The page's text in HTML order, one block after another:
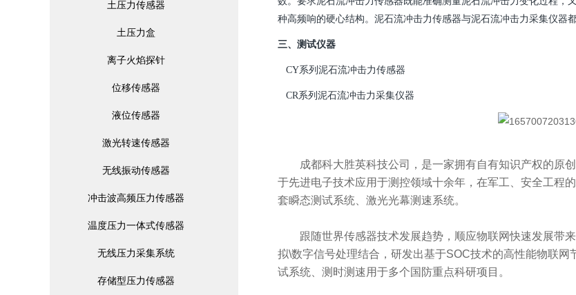
土压力传感器
土压力盒
离子火焰探针
位移传感器
液位传感器
激光转速传感器
无线振动传感器
冲击波高频压力传感器
温度压力一体式传感器
无线压力采集系统
存储型压力传感器
种高频响的硬心结构。泥石流冲击力传感器与泥石流冲击力采集仪器
三、测试仪器
CY系列泥石流冲击力传感器
CR系列 泥石流冲击力采集仪器
成都科大胜英科技公司，是一家拥有自有知识产权的原
于先进电子技术应用于测控领域十余年，在军工、安全工程
套瞬态测试系统、激光光幕测速系统。
跟随世界传感器技术发展趋势，顺应物联网快速发展带
拟\数字信号处理结合，研发出基于SOC技术的高性能物联
试系统、测时测速用于多个国防重点科研项目。